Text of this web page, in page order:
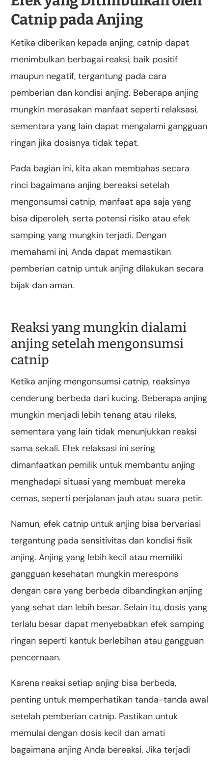
Catnip pada Anjing
Ketika diberikan kepada anjing, catnip dapat
menimbulkan berbagai reaksi, baik positif
maupun negatif, tergantung pada cara
pemberian dan kondisi anjing. Beberapa anjing
mungkin merasakan manfaat seperti relaksasi,
sementara yang lain dapat mengalami gangguan
ringan jika dosisnya tidak tepat.
Pada bagian ini, kita akan membahas secara
rinci bagaimana anjing bereaksi setelah
mengonsumsi catnip, manfaat apa saja yang
bisa diperoleh, serta potensi risiko atau efek
samping yang mungkin terjadi. Dengan
memahami ini, Anda dapat memastikan
pemberian catnip untuk anjing dilakukan secara
bijak dan aman.
Reaksi yang mungkin dialami
anjing setelah mengonsumsi
catnip
Ketika anjing mengonsumsi catnip, reaksinya
cenderung berbeda dari kucing. Beberapa anjing
mungkin menjadi lebih tenang atau rileks,
sementara yang lain tidak menunjukkan reaksi
sama sekali. Efek relaksasi ini sering
dimanfaatkan pemilik untuk membantu anjing
menghadapi situasi yang membuat mereka
cemas, seperti perjalanan jauh atau suara petir.
Namun, efek catnip untuk anjing bisa bervariasi
tergantung pada sensitivitas dan kondisi fisik
anjing. Anjing yang lebih kecil atau memiliki
gangguan kesehatan mungkin merespons
dengan cara yang berbeda dibandingkan anjing
yang sehat dan lebih besar. Selain itu, dosis yang
terlalu besar dapat menyebabkan efek samping
ringan seperti kantuk berlebihan atau gangguan
pencernaan.
Karena reaksi setiap anjing bisa berbeda,
penting untuk memperhatikan tanda-tanda awal
setelah pemberian catnip. Pastikan untuk
memulai dengan dosis kecil dan amati
bagaimana anjing Anda bereaksi. Jika terjadi